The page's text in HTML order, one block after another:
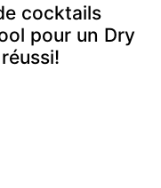
cocktails
pour un Dry